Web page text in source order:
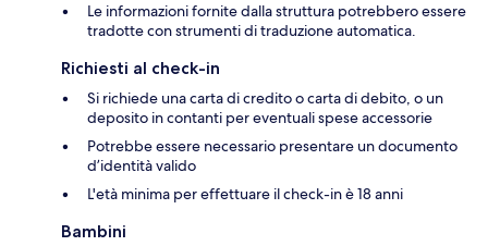
Le informazioni fornite dalla struttura potrebbero essere
tradotte con strumenti di traduzione automatica.
Richiesti al check-in
Si richiede una carta di credito o carta di debito, o un
deposito in contanti per eventuali spese accessorie
Potrebbe essere necessario presentare un documento
d’identità valido
L'età minima per effettuare il check-in è 18 anni
Bambini